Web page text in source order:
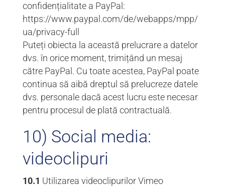
confidențialitate a PayPal:
https://www.paypal.com/de/webapps/mpp/
ua/privacy-full
Puteți obiecta la această prelucrare a datelor
dvs. în orice moment, trimițând un mesaj
către PayPal. Cu toate acestea, PayPal poate
continua să aibă dreptul să prelucreze datele
dvs. personale dacă acest lucru este necesar
pentru procesul de plată contractuală.
10) Social media:
videoclipuri
10.1 Utilizarea videoclipurilor Vimeo